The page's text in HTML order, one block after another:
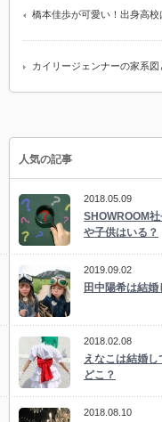
橋本佳歩が可愛い！出身高
カイリージェンナーの家系
人気の記事
2018.05.09
SHOWROOM
や子供はいる？
2019.09.02
田中陽希は結婚
2018.02.08
えなこは結婚
どこ？
2018.08.10